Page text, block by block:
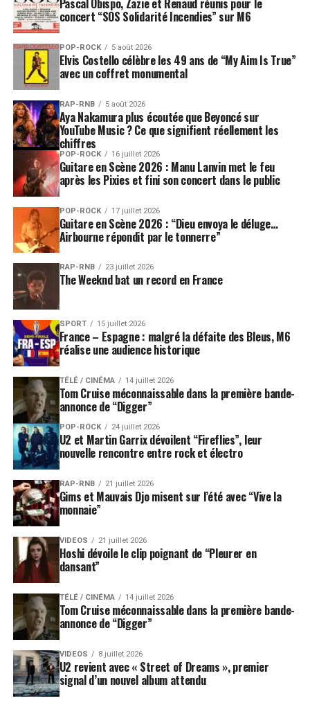
Paléo ! C’était incroyable. Pas la dernière fois, promis ! »
Quel bilan ?
Le passage deWill SmithauPaléo Festival 2025
n’était pas qu’un simple concert : c’était une
déclaration d’amour à la musique, aux années 90, et à la
possibilité de se réinventer. Entre nostalgie assumée et
maturité nouvelle, l’ancienPrince de Bel-Aira prouvé
qu’il pouvait encore régner… au moins le temps d’une
nuit magique à Nyon.
LES ALBUMS DE WILL SMITH SONT DISPONIBLES
SUR AMAZON
SUJETS ASSOCIÉS:
concert “SOS Solidarité Incendies” sur M6
POP-ROCK 5 août 2026
Elvis Costello célèbre les 49 ans de “My Aim Is True”
avec un coffret monumental
RAP-RNB 5 août 2026
Aya Nakamura plus écoutée que Beyoncé sur
YouTube Music ? Ce que signifient réellement les
chiffres
POP-ROCK 16 juillet 2026
Guitare en Scène 2026 : Manu Lanvin met le feu
après les Pixies et fini son concert dans le public
POP-ROCK 17 juillet 2026
Guitare en Scène 2026 : “Dieu envoya le déluge…
Airbourne répondit par le tonnerre”
RAP-RNB 23 juillet 2026
The Weeknd bat un record en France
SPORT 15 juillet 2026
France – Espagne : malgré la défaite des Bleus, M6
réalise une audience historique
TÉLÉ / CINÉMA 14 juillet 2026
Tom Cruise méconnaissable dans la première bande-
annonce de “Digger”
POP-ROCK 24 juillet 2026
U2 et Martin Garrix dévoilent “Fireflies”, leur
nouvelle rencontre entre rock et électro
RAP-RNB 21 juillet 2026
Gims et Mauvais Djo misent sur l’été avec “Vive la
monnaie”
VIDEOS 21 juillet 2026
Hoshi dévoile le clip poignant de “Pleurer en
dansant”
TÉLÉ / CINÉMA 14 juillet 2026
Tom Cruise méconnaissable dans la première bande-
annonce de “Digger”
VIDEOS 8 juillet 2026
U2 revient avec « Street of Dreams », premier
signal d’un nouvel album attendu